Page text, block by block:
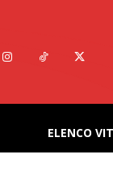
ELENCO